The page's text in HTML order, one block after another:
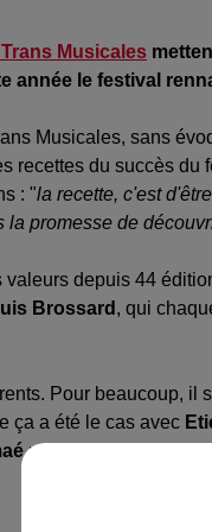
Trans Musicales
année le festival
Musicales, sans
recettes du succès
: "la recette, c'est
la promesse de
valeurs depuis 44
Brossard , qui
Pour beaucoup, il
ça a été le cas avec
mais